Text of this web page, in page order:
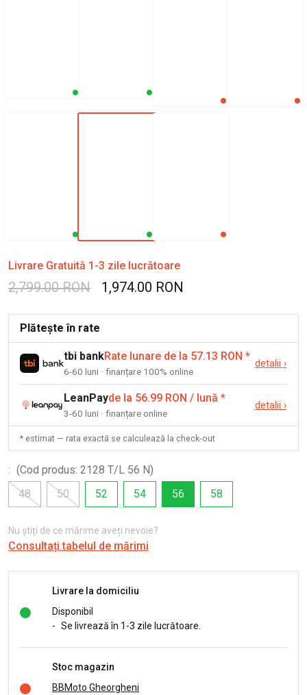
Livrare Gratuită 1-3 zile lucrătoare
2,799.00 RON 1,974.00 RON
Plătește în rate
tbi bankRate lunare de la 57.13 RON *
6-60 luni · finanțare 100% online
detalii ›
LeanPayde la 56.99 RON / lună *
3-60 luni · finanțare online
detalii ›
* estimat — rata exactă se calculează la check-out
: (Cod produs: 2128 T/L 56 N)
48
50 52 54 56 58
Nu știți de ce mărime aveți nevoie?
Consultați tabelul de mărimi
Livrare la domiciliu
Disponibil
- Se livrează în 1-3 zile lucrătoare.
Stoc magazin
BBMoto Gheorgheni